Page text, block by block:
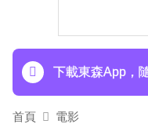
下載東森App，
首頁 電影